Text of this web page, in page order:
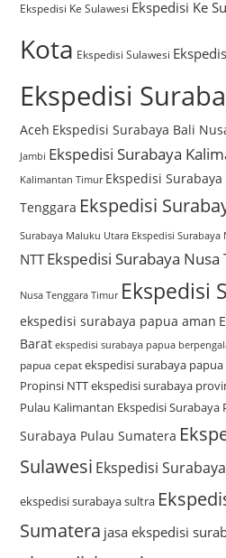
Ekspedisi Ke Sulawesi Ekspedisi Ke
Kota Ekspedisi Sulawesi
Ekspedisi
Aceh Ekspedisi Surabaya Bali
Jambi Ekspedisi Surabaya
Kalimantan Timur Ekspedisi
Tenggara Ekspedisi
Surabaya Maluku Utara Ekspedisi Surabaya
NTTEkspedisi Surabaya Nusa
Nusa Tenggara Timur Ekspedisi
ekspedisi surabaya papua aman
Barat ekspedisi surabaya papua
papua cepat ekspedisi surabaya
Propinsi NTTekspedisi surabaya
Pulau Kalimantan Ekspedisi Surabaya
Surabaya Pulau Sumatera
Sulawesi Ekspedisi
ekspedisi surabaya sultra
Sumatera jasa ekspedisi